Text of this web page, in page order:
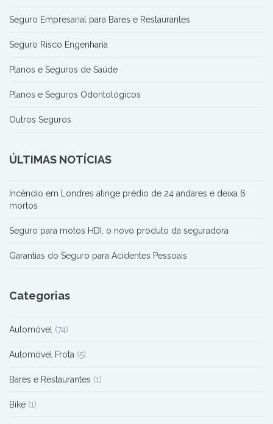
Seguro Empresarial para Bares e Restaurantes
Seguro Risco Engenharia
Planos e Seguros de Saúde
Planos e Seguros Odontológicos
Outros Seguros
ÚLTIMAS NOTÍCIAS
Incêndio em Londres atinge prédio de 24 andares e deixa 6
mortos
Seguro para motos HDI, o novo produto da seguradora
Garantias do Seguro para Acidentes Pessoais
Categorias
Automóvel (74)
Automóvel Frota (5)
Bares e Restaurantes (1)
Bike (1)